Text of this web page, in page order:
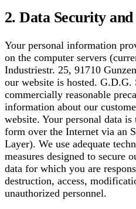
2. Data Security
Your personal information
on the computer servers
Industriestr. 25, 91710
our website is hosted. G.D.G.
commercially reasonable
information about our
website. Your personal data
form over the Internet via an
Layer). We use adequate
measures designed to secure
data for which you are
destruction, access,
unauthorized personnel.